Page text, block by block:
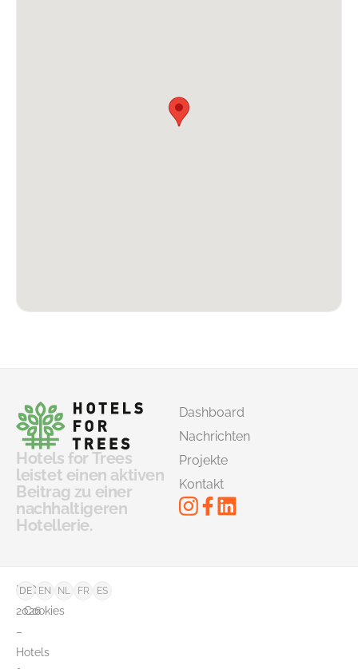
Hotels for Trees
leistet einen aktiven
Beitrag zu einer
nachhaltigeren
Hotellerie.
Dashboard
Nachrichten
Projekte
Kontakt
©
2026
–
Hotels
FAQ
Cookies
DE EN NL FR ES